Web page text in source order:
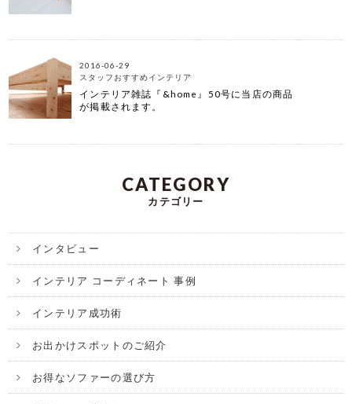
2016-06-29
スタッフおすすめインテリア
インテリア雑誌『&home』50号に当店の商品
が掲載されます。
CATEGORY
カテゴリー
インタビュー
インテリア コーディネート 事例
インテリア成功術
お出かけスポットのご紹介
お得なソファーの選び方